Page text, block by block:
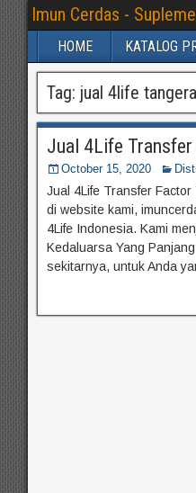
Imun Cerdas -
HOME KATALOG
Tag: jual 4life
Jual 4Life Transfer
October 15, 2020
Jual 4Life Transfer
di website kami,
4Life Indonesia. Kami
Kedaluarsa Yang
sekitarnya, untuk Anda